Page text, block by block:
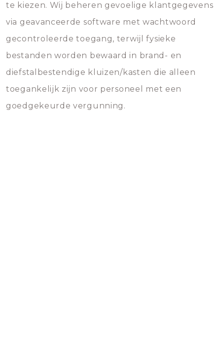
te kiezen. Wij beheren gevoelige klantgegevens
via geavanceerde software met wachtwoord
gecontroleerde toegang, terwijl fysieke
bestanden worden bewaard in brand- en
diefstalbestendige kluizen/kasten die alleen
toegankelijk zijn voor personeel met een
goedgekeurde vergunning.